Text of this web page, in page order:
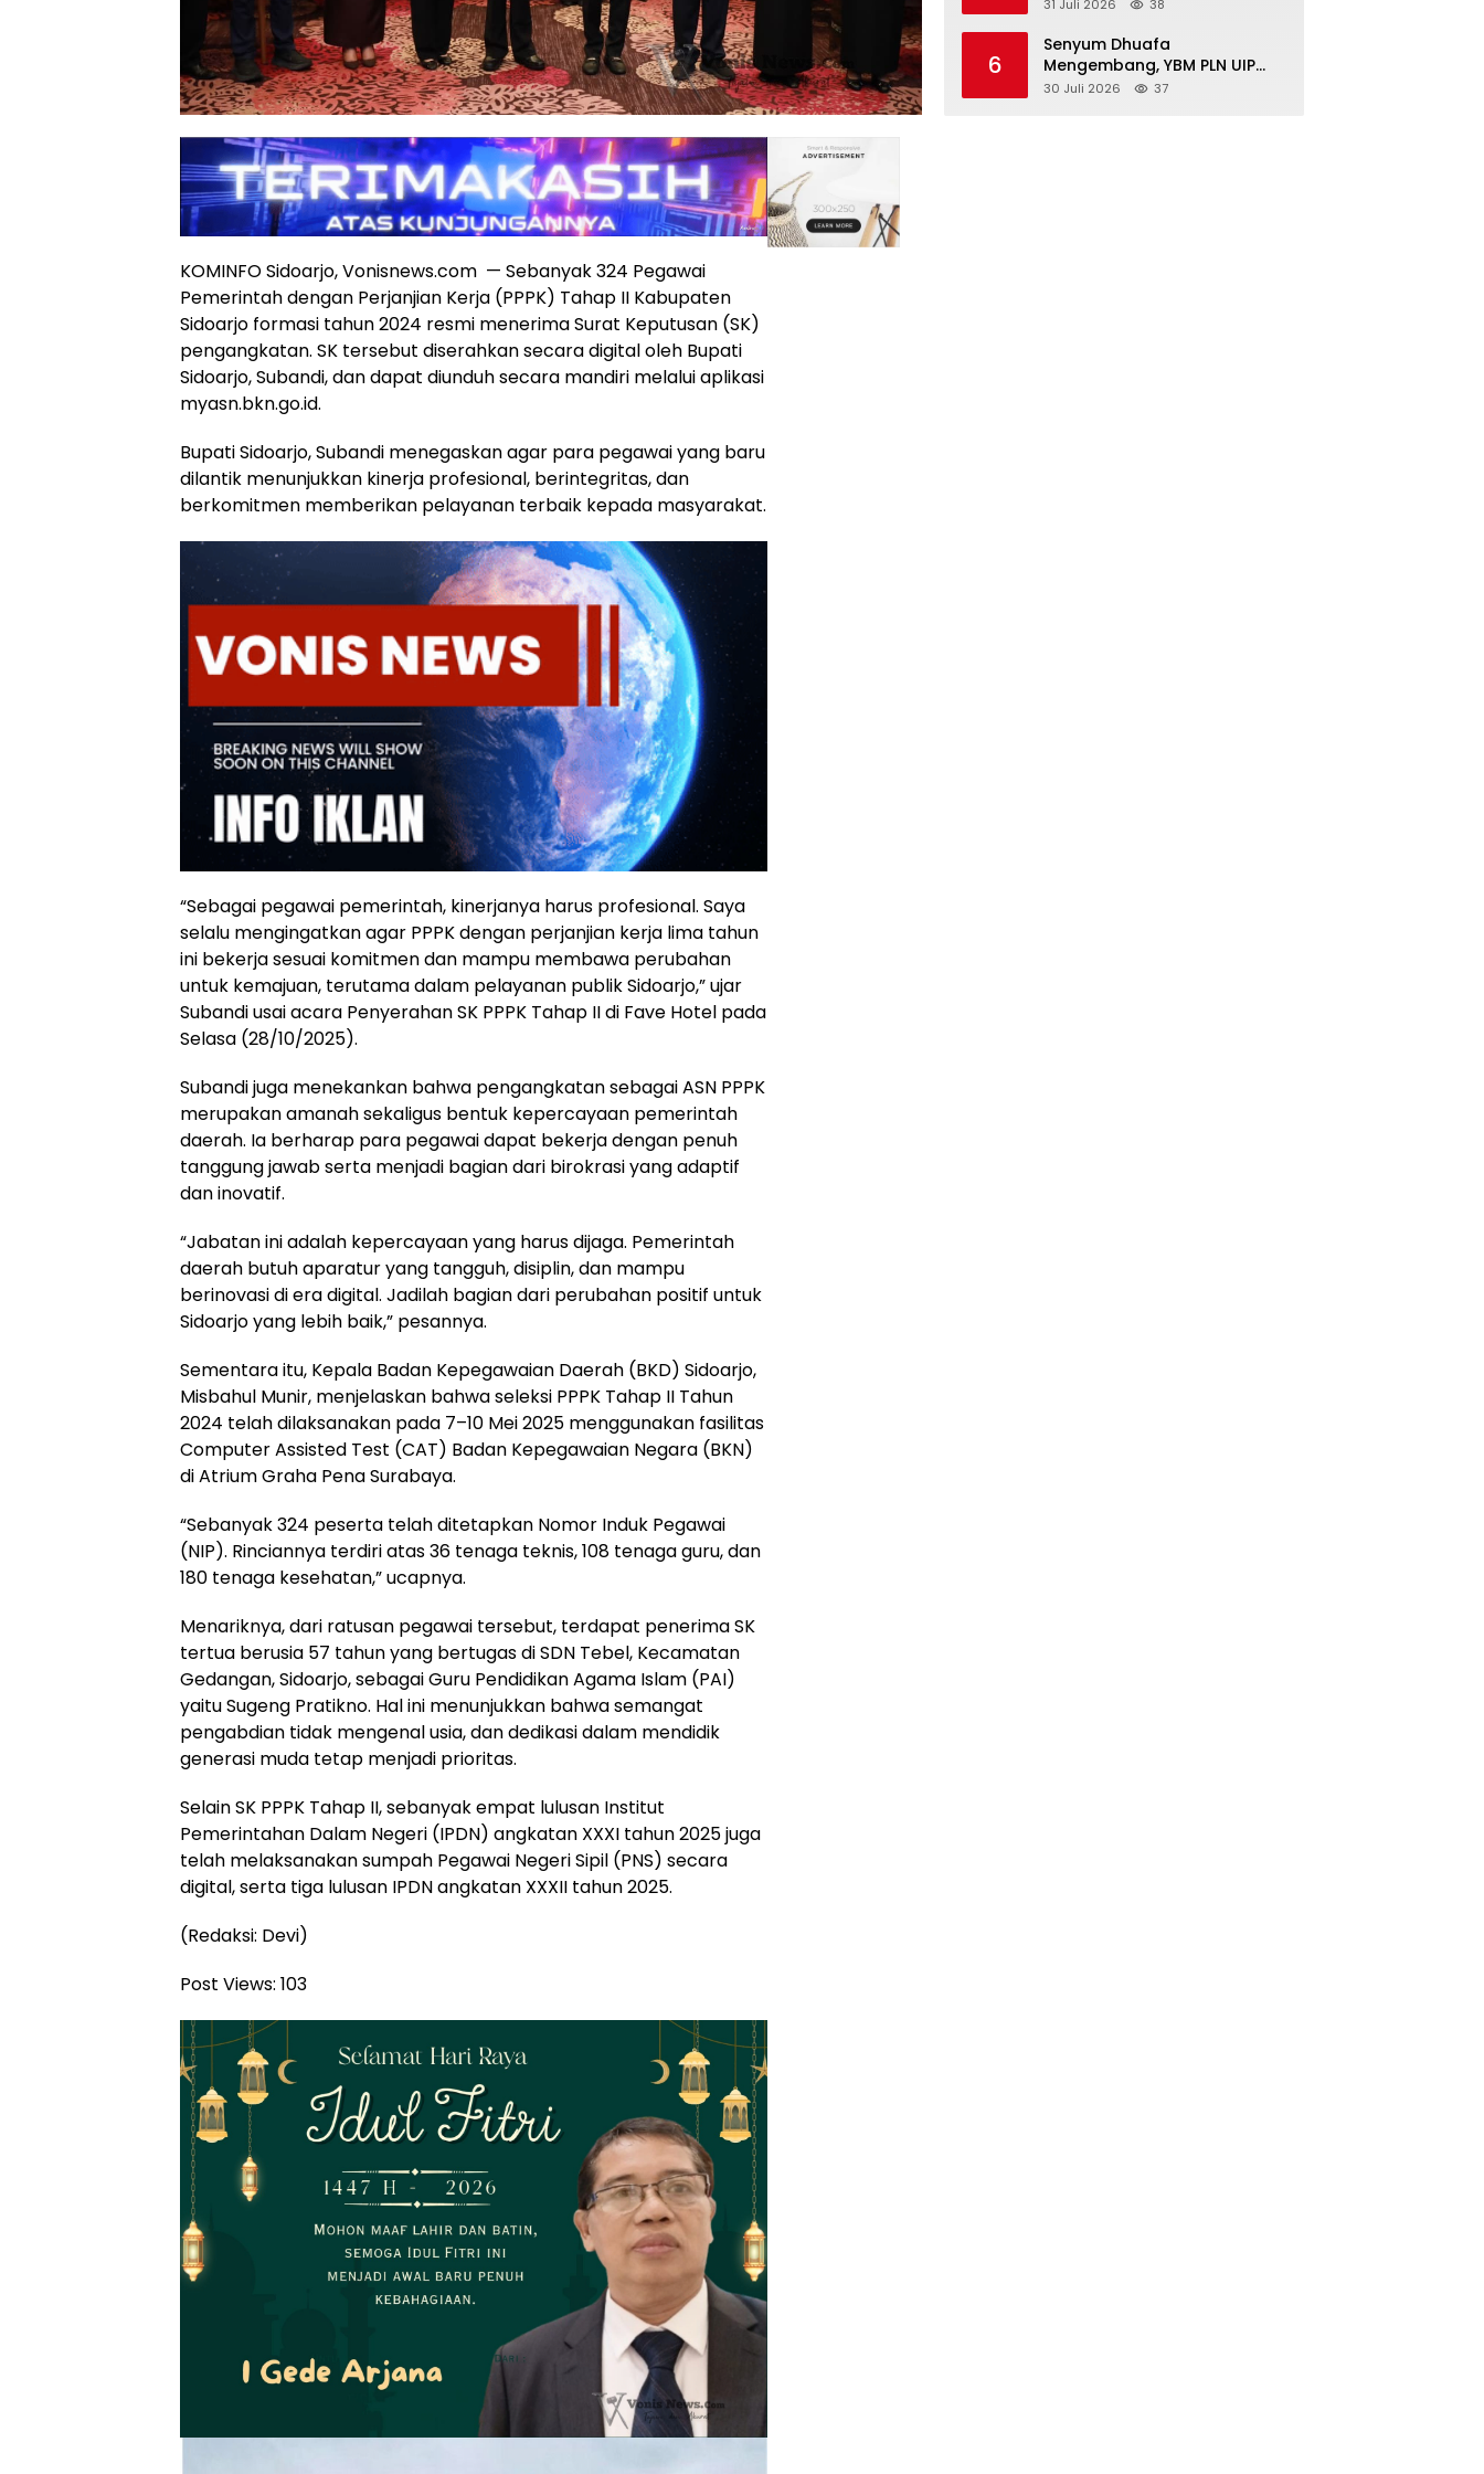
KOMINFO Sidoarjo, Vonisnews.com — Sebanyak 324 Pegawai
Pemerintah dengan Perjanjian Kerja (PPPK) Tahap II Kabupaten
Sidoarjo formasi tahun 2024 resmi menerima Surat Keputusan (SK)
pengangkatan. SK tersebut diserahkan secara digital oleh Bupati
Sidoarjo, Subandi, dan dapat diunduh secara mandiri melalui aplikasi
myasn.bkn.go.id.
Bupati Sidoarjo, Subandi menegaskan agar para pegawai yang baru
dilantik menunjukkan kinerja profesional, berintegritas, dan
berkomitmen memberikan pelayanan terbaik kepada masyarakat.
“Sebagai pegawai pemerintah, kinerjanya harus profesional. Saya
selalu mengingatkan agar PPPK dengan perjanjian kerja lima tahun
ini bekerja sesuai komitmen dan mampu membawa perubahan
untuk kemajuan, terutama dalam pelayanan publik Sidoarjo,” ujar
Subandi usai acara Penyerahan SK PPPK Tahap II di Fave Hotel pada
Selasa (28/10/2025).
Subandi juga menekankan bahwa pengangkatan sebagai ASN PPPK
merupakan amanah sekaligus bentuk kepercayaan pemerintah
daerah. Ia berharap para pegawai dapat bekerja dengan penuh
tanggung jawab serta menjadi bagian dari birokrasi yang adaptif
dan inovatif.
“Jabatan ini adalah kepercayaan yang harus dijaga. Pemerintah
daerah butuh aparatur yang tangguh, disiplin, dan mampu
berinovasi di era digital. Jadilah bagian dari perubahan positif untuk
Sidoarjo yang lebih baik,” pesannya.
Sementara itu, Kepala Badan Kepegawaian Daerah (BKD) Sidoarjo,
Misbahul Munir, menjelaskan bahwa seleksi PPPK Tahap II Tahun
2024 telah dilaksanakan pada 7–10 Mei 2025 menggunakan fasilitas
Computer Assisted Test (CAT) Badan Kepegawaian Negara (BKN)
di Atrium Graha Pena Surabaya.
“Sebanyak 324 peserta telah ditetapkan Nomor Induk Pegawai
(NIP). Rinciannya terdiri atas 36 tenaga teknis, 108 tenaga guru, dan
180 tenaga kesehatan,” ucapnya.
Menariknya, dari ratusan pegawai tersebut, terdapat penerima SK
tertua berusia 57 tahun yang bertugas di SDN Tebel, Kecamatan
Gedangan, Sidoarjo, sebagai Guru Pendidikan Agama Islam (PAI)
yaitu Sugeng Pratikno. Hal ini menunjukkan bahwa semangat
pengabdian tidak mengenal usia, dan dedikasi dalam mendidik
generasi muda tetap menjadi prioritas.
Selain SK PPPK Tahap II, sebanyak empat lulusan Institut
Pemerintahan Dalam Negeri (IPDN) angkatan XXXI tahun 2025 juga
telah melaksanakan sumpah Pegawai Negeri Sipil (PNS) secara
digital, serta tiga lulusan IPDN angkatan XXXII tahun 2025.
(Redaksi: Devi)
Post Views: 103
Kondusivitas
31 Juli 2026 38
6
Senyum Dhuafa
Mengembang, YBM PLN UIP
JBTB Salurkan Sembako
30 Juli 2026 37